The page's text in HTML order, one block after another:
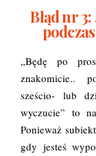
Błąd nr
„Będę po
znakomicie..
sześcio- lub
wyczucie” to
Ponieważ
gdy jesteś